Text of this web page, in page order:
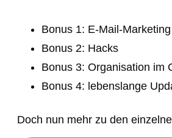
Bonus 1: E-Mail-
Bonus 2: Hacks
Bonus 3: Organisation im
Bonus 4: lebenslange
Doch nun mehr zu den